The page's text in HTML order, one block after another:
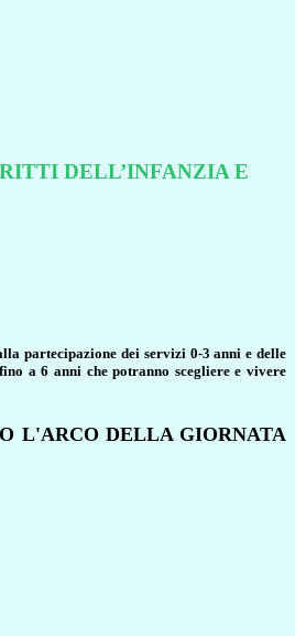
DELL’INFANZIA E
partecipazione dei servizi 0-3 anni e delle
a 6 anni che potranno scegliere e vivere
L'ARCO DELLA GIORNATA